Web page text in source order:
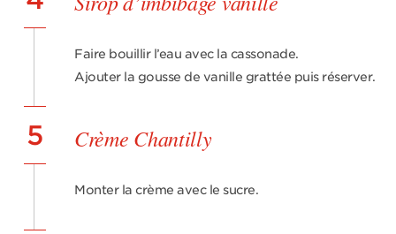
Faire bouillir l’eau avec la cassonade.
Ajouter la gousse de vanille grattée puis réserver.
5 Crème Chantilly
Monter la crème avec le sucre.